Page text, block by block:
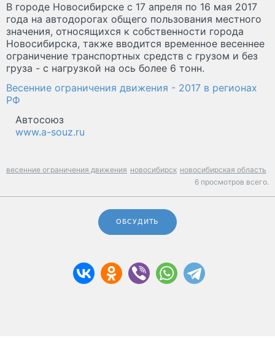
В городе Новосибирске с 17 апреля по 16 мая 2017
года на автодорогах общего пользования местного
значения, относящихся к собственности города
Новосибирска, также вводится временное весеннее
ограничение транспортных средств с грузом и без
груза - с нагрузкой на ось более 6 тонн.
Весенние ограничения движения - 2017 в регионах
РФ
Автосоюз
www.a-souz.ru
весенние ограничения движения новосибирск новосибирская область
6 просмотров всего.
ОБСУДИТЬ